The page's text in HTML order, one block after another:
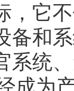
，它
备和
系统
成为